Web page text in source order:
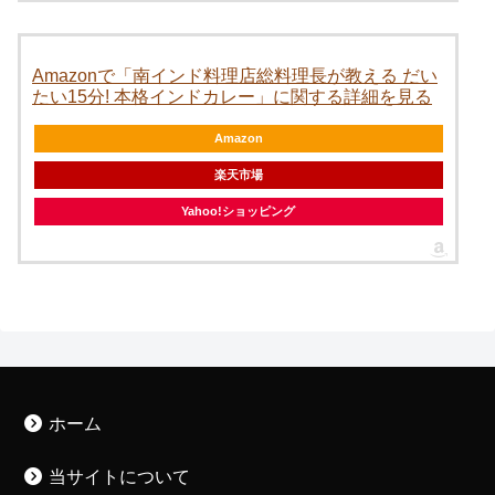
Amazonで「南インド料理店総料理長が教える だい
たい15分! 本格インドカレー」に関する詳細を見る
Amazon
楽天市場
Yahoo!ショッピング
ホーム
当サイトについて